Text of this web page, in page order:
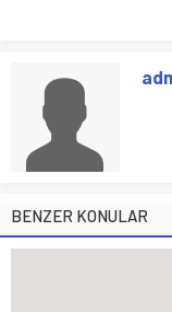
BENZER KONULAR